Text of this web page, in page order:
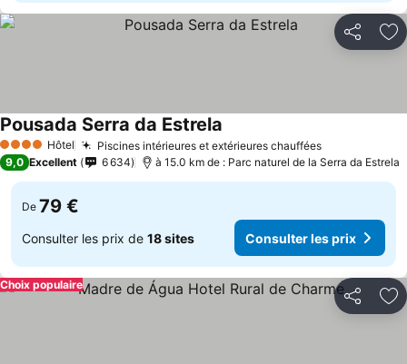
Partager
4 Étoiles Hôtel Piscines intérieures et extérieures chaufféesConsulter
Pousada Serra da Estrela
9,0 Excellent 6 634 à 15.0 km de : Parc naturel de la Serra da Estrela
De 79 €
Consulter les prix de 18 sites Consulter les prix
Partager
Choix populaire